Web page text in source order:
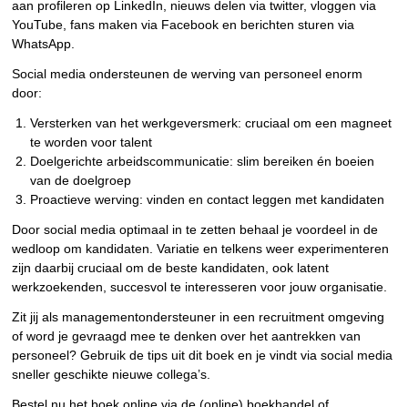
aan profileren op LinkedIn, nieuws delen via twitter, vloggen via
YouTube, fans maken via Facebook en berichten sturen via
WhatsApp.
Social media ondersteunen de werving van personeel enorm
door:
Versterken van het werkgeversmerk: cruciaal om een magneet
te worden voor talent
Doelgerichte arbeidscommunicatie: slim bereiken én boeien
van de doelgroep
Proactieve werving: vinden en contact leggen met kandidaten
Door social media optimaal in te zetten behaal je voordeel in de
wedloop om kandidaten. Variatie en telkens weer experimenteren
zijn daarbij cruciaal om de beste kandidaten, ook latent
werkzoekenden, succesvol te interesseren voor jouw organisatie.
Zit jij als managementondersteuner in een recruitment omgeving
of word je gevraagd mee te denken over het aantrekken van
personeel? Gebruik de tips uit dit boek en je vindt via social media
sneller geschikte nieuwe collega’s.